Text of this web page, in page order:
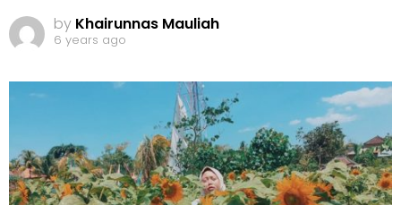
by Khairunnas Mauliah
6 years ago